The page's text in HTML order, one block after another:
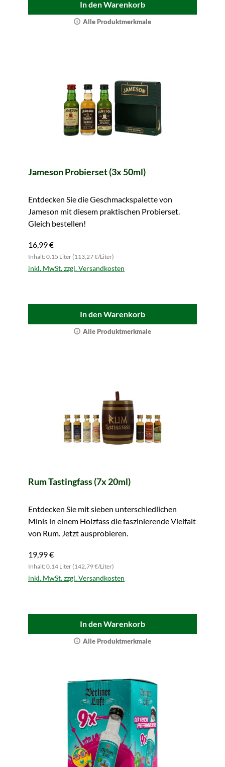
In den Warenkorb
Alle Produktmerkmale
Jameson Probierset (3x 50ml)
Entdecken Sie die Geschmackspalette von
Jameson mit diesem praktischen Probierset.
Gleich bestellen!
16,99 €
Inhalt: 0.15 Liter (113,27 €/Liter)
inkl. MwSt. zzgl. Versandkosten
In den Warenkorb
Alle Produktmerkmale
Rum Tastingfass (7x 20ml)
Entdecken Sie mit sieben unterschiedlichen
Minis in einem Holzfass die faszinierende Vielfalt
von Rum. Jetzt ausprobieren.
19,99 €
Inhalt: 0.14 Liter (142,79 €/Liter)
inkl. MwSt. zzgl. Versandkosten
In den Warenkorb
Alle Produktmerkmale